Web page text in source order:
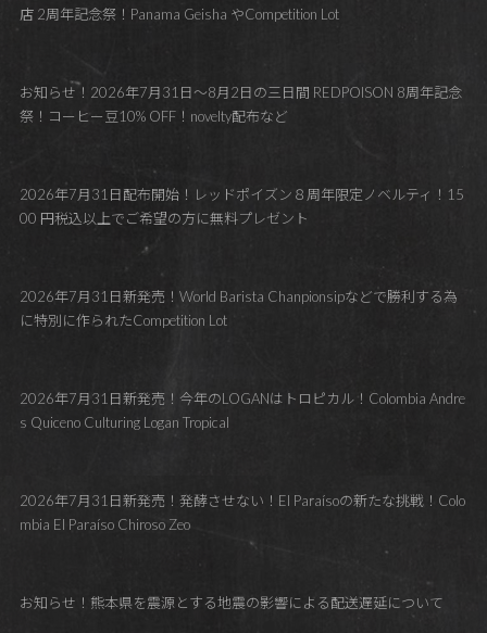
店 2周年記念祭！Panama Geisha やCompetition Lot
お知らせ！2026年7月31日～8月2日の三日間 REDPOISON 8周年記念
祭！コーヒー豆10% OFF！novelty配布など
2026年7月31日配布開始！レッドポイズン８周年限定ノベルティ！15
00 円税込以上でご希望の方に無料プレゼント
2026年7月31日新発売！World Barista Chanpionsipなどで勝利する為
に特別に作られたCompetition Lot
2026年7月31日新発売！今年のLOGANはトロピカル！Colombia Andre
s Quiceno Culturing Logan Tropical
2026年7月31日新発売！発酵させない！El Paraísoの新たな挑戦！Colo
mbia El Paraíso Chiroso Zeo
お知らせ！熊本県を震源とする地震の影響による配送遅延について